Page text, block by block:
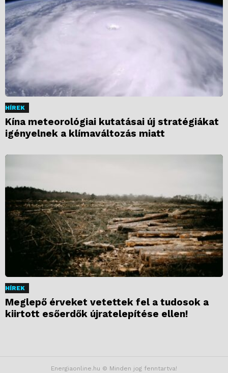
HÍREK
Kína meteorológiai kutatásai új stratégiákat
igényelnek a klímaváltozás miatt
HÍREK
Meglepő érveket vetettek fel a tudosok a
kiirtott esőerdők újratelepítése ellen!
Energiaonline.hu © Minden jog fenntartva!